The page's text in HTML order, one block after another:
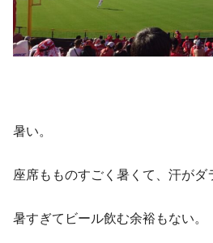
暑い。
座席もものすごく暑くて、汗がダ
暑すぎてビール飲む余裕もない。